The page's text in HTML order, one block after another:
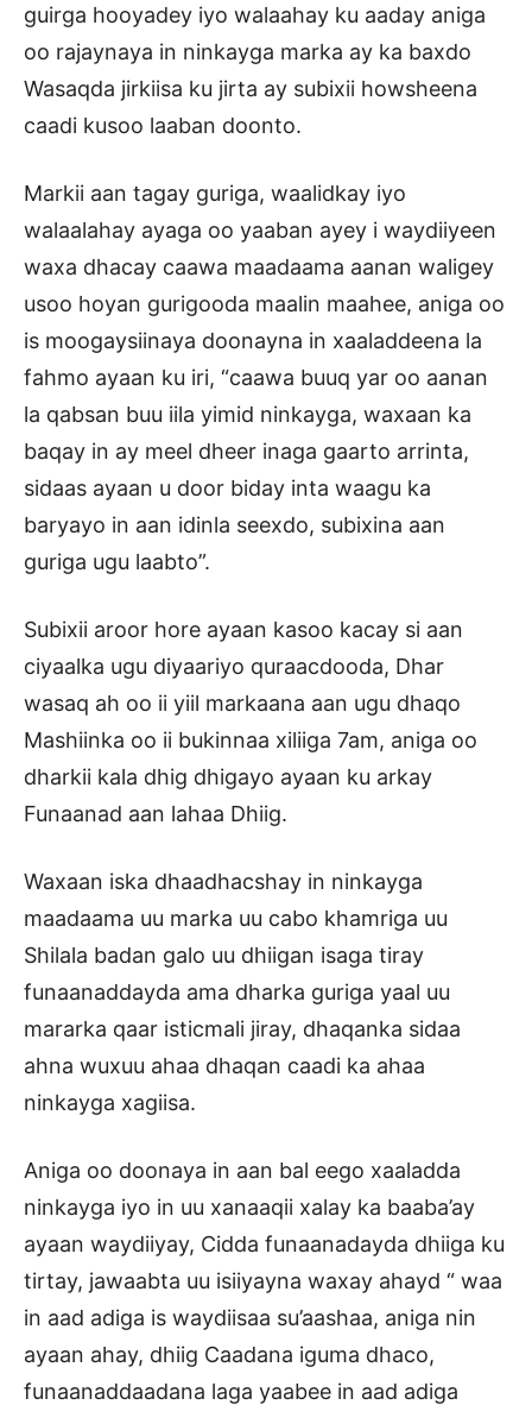
guirga hooyadey iyo walaahay ku aaday aniga
oo rajaynaya in ninkayga marka ay ka baxdo
Wasaqda jirkiisa ku jirta ay subixii howsheena
caadi kusoo laaban doonto.
Markii aan tagay guriga, waalidkay iyo
walaalahay ayaga oo yaaban ayey i waydiiyeen
waxa dhacay caawa maadaama aanan waligey
usoo hoyan gurigooda maalin maahee, aniga oo
is moogaysiinaya doonayna in xaaladdeena la
fahmo ayaan ku iri, “caawa buuq yar oo aanan
la qabsan buu iila yimid ninkayga, waxaan ka
baqay in ay meel dheer inaga gaarto arrinta,
sidaas ayaan u door biday inta waagu ka
baryayo in aan idinla seexdo, subixina aan
guriga ugu laabto”.
Subixii aroor hore ayaan kasoo kacay si aan
ciyaalka ugu diyaariyo quraacdooda, Dhar
wasaq ah oo ii yiil markaana aan ugu dhaqo
Mashiinka oo ii bukinnaa xiliiga 7am, aniga oo
dharkii kala dhig dhigayo ayaan ku arkay
Funaanad aan lahaa Dhiig.
Waxaan iska dhaadhacshay in ninkayga
maadaama uu marka uu cabo khamriga uu
Shilala badan galo uu dhiigan isaga tiray
funaanaddayda ama dharka guriga yaal uu
mararka qaar isticmali jiray, dhaqanka sidaa
ahna wuxuu ahaa dhaqan caadi ka ahaa
ninkayga xagiisa.
Aniga oo doonaya in aan bal eego xaaladda
ninkayga iyo in uu xanaaqii xalay ka baaba’ay
ayaan waydiiyay, Cidda funaanadayda dhiiga ku
tirtay, jawaabta uu isiiyayna waxay ahayd “ waa
in aad adiga is waydiisaa su’aashaa, aniga nin
ayaan ahay, dhiig Caadana iguma dhaco,
funaanaddaadana laga yaabee in aad adiga